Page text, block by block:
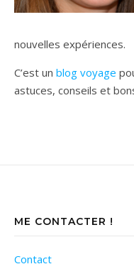
nouvelles expériences.
C’est un blog voyage
astuces, conseils et
ME CONTACTER !
Contact